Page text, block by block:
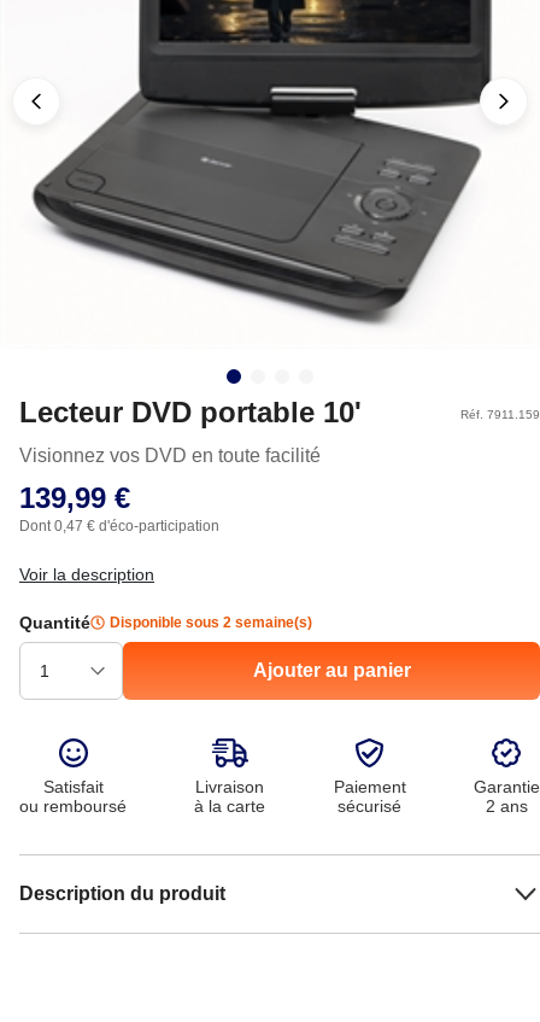
Lecteur DVD portable 10'
Visionnez vos DVD en toute facilité
Réf. 7911.159
139,99 €
Dont 0,47 € d'éco-participation
Voir la description
Quantité Disponible sous 2 semaine(s)
Ajouter au panier
Satisfait
ou remboursé
Livraison
à la carte
Paiement
sécurisé
Garantie
2 ans
Description du produit